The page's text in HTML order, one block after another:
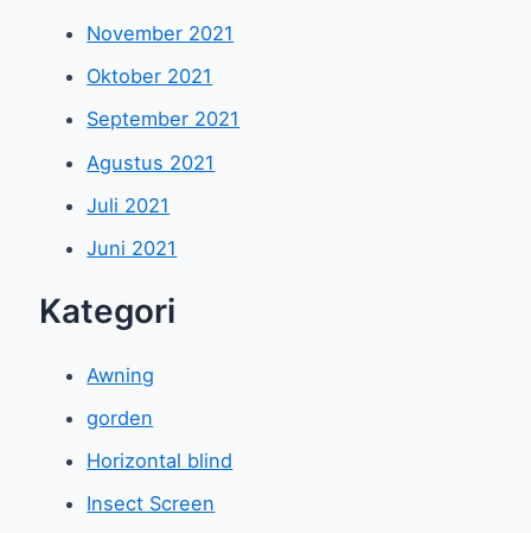
November 2021
Oktober 2021
September 2021
Agustus 2021
Juli 2021
Juni 2021
Kategori
Awning
gorden
Horizontal blind
Insect Screen